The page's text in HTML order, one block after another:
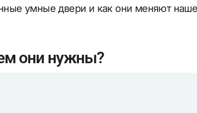
умные двери и как они меняют наше
они нужны?